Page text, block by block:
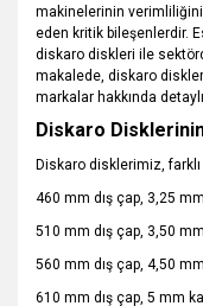
makinelerinin
eden kritik bileşenlerdir.
diskaro diskleri ile
makalede, diskaro
markalar hakkında
Diskaro
Diskaro disklerimiz,
460 mm dış çap, 3,25 mm
510 mm dış çap, 3,50 mm
560 mm dış çap, 4,50 mm
610 mm dış çap, 5 mm